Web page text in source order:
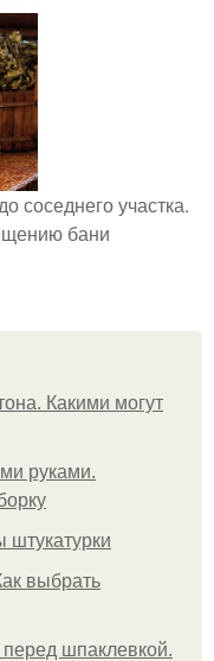
соседнего участка.
бани
Какими могут
руками.
штукатурки
выбрать
перед шпаклевкой.